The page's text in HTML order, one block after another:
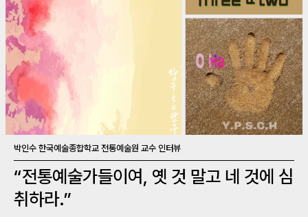
박인수 한국예술종합학교 전통예술원 교수 인터뷰
“전통예술가들이여, 옛 것 말고 네 것에 심
취하라.”